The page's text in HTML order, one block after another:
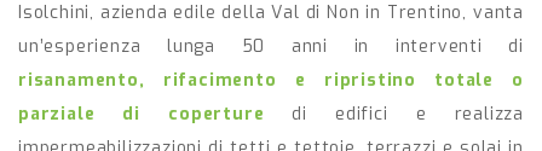
Isolchini, azienda edile della Val di Non in Trentino, vanta
un’esperienza lunga 50 anni in interventi di
risanamento, rifacimento e ripristino totale o
parziale di coperture di edifici e realizza